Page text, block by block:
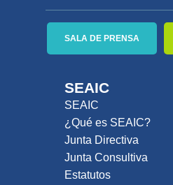
SEAIC
SEAIC
¿Qué es SEAIC?
Junta Directiva
Junta Consultiva
Estatutos
SALA DE PRENSA